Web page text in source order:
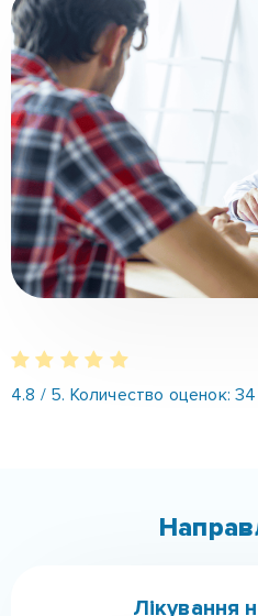
4.8/ 5. Количество оценок:34